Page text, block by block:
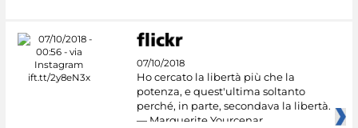
07/10/2018
Ho cercato la libertà più che la
potenza, e quest'ultima soltanto
perché, in parte, secondava la libertà.
— Marguerite Yourcenar